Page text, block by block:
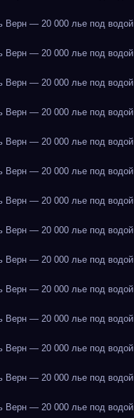
— 20 000 лье под водой
— 20 000 лье под водой
— 20 000 лье под водой
— 20 000 лье под водой
— 20 000 лье под водой
— 20 000 лье под водой
— 20 000 лье под водой
— 20 000 лье под водой
— 20 000 лье под водой
— 20 000 лье под водой
— 20 000 лье под водой
— 20 000 лье под водой
— 20 000 лье под водой
— 20 000 лье под водой